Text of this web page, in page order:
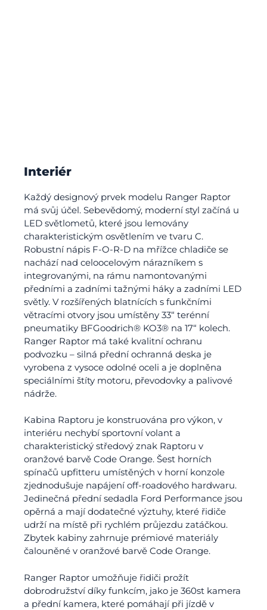
Interiér
Každý designový prvek modelu Ranger Raptor
má svůj účel. Sebevědomý, moderní styl začíná u
LED světlometů, které jsou lemovány
charakteristickým osvětlením ve tvaru C.
Robustní nápis F-O-R-D na mřížce chladiče se
nachází nad celoocelovým nárazníkem s
integrovanými, na rámu namontovanými
předními a zadními tažnými háky a zadními LED
světly. V rozšířených blatnících s funkčními
větracími otvory jsou umístěny 33“ terénní
pneumatiky BFGoodrich® KO3® na 17“ kolech.
Ranger Raptor má také kvalitní ochranu
podvozku – silná přední ochranná deska je
vyrobena z vysoce odolné oceli a je doplněna
speciálními štíty motoru, převodovky a palivové
nádrže.
Kabina Raptoru je konstruována pro výkon, v
interiéru nechybí sportovní volant a
charakteristický středový znak Raptoru v
oranžové barvě Code Orange. Šest horních
spínačů upfitteru umístěných v horní konzole
zjednodušuje napájení off-roadového hardwaru.
Jedinečná přední sedadla Ford Performance jsou
opěrná a mají dodatečné výztuhy, které řidiče
udrží na místě při rychlém průjezdu zatáčkou.
Zbytek kabiny zahrnuje prémiové materiály
čalouněné v oranžové barvě Code Orange.
Ranger Raptor umožňuje řidiči prožít
dobrodružství díky funkcím, jako je 360st kamera
a přední kamera, které pomáhají při jízdě v